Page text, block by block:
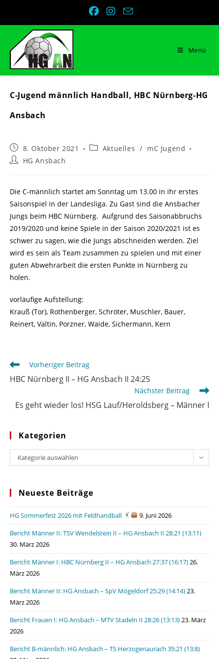
Menü
C-Jugend männlich Handball, HBC Nürnberg-HG
Ansbach
Beitrag
veröffentlicht:
8. Oktober 2021
Beitrags-
Aktuelles / mC Jugend
Beitrags-
HG Ansbach
Die C-männlich startet am Sonntag um 13.00 in ihr erstes
Saisonspiel in der Landesliga. Zu Gast sind die Ansbacher
Jungs beim HBC Nürnberg. Aufgrund des Saisonabbruchs
2019/2020 und keine Spiele in der Saison 2020/2021 ist es
schwer zu sagen, wie die Jungs abschneiden werden. Ziel
wird es sein als Team zusammen zu spielen und mit einer
guten Abwehrarbeit die ersten Punkte in Nürnberg zu
holen.
vorläufige Aufstellung:
Krauß (Tor), Rothenberger, Schröter, Muschler, Bauer,
Reinert, Valtin, Porzner, Waide, Sichermann, Kern
Weitere
Artikel
ansehen
Vorheriger Beitrag
HBC Nürnberg II – HG Ansbach II 24:25
Nächster Beitrag
Es geht wieder los! HSG Lauf/Heroldsberg – Männer I
Kategorien
Kategorien
Kategorie auswählen
Neueste Beiträge
HG Sommerfest 2026 mit Feldhandball
9. Juni 2026
Bericht Männer II: TSV Wendelstein II – HG Ansbach II 28:21 (13:11)
30. März 2026
Bericht Männer I: HBC Nürnberg II – HG Ansbach 27:37 (16:17)26.
März 2026
Bericht Männer II: HG Ansbach – SpV Mögeldorf 25:29 (14:14)23.
März 2026
Bericht Frauen I: HG Ansbach – MTV Stadeln II 28:26 (13:13)23. März
2026
Bericht B-männlich: HG Ansbach – TS Herzogenaurach 35:21 (13:8)